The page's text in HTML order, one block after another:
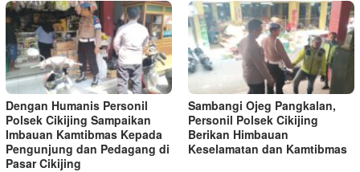
Dengan Humanis Personil
Polsek Cikijing Sampaikan
Imbauan Kamtibmas Kepada
Pengunjung dan Pedagang di
Pasar Cikijing
Sambangi Ojeg Pangkalan,
Personil Polsek Cikijing
Berikan Himbauan
Keselamatan dan Kamtibmas